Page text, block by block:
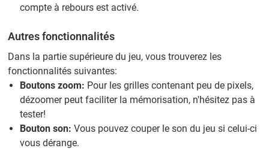
compte à rebours est activé.
Autres fonctionnalités
Dans la partie supérieure du jeu, vous trouverez les
fonctionnalités suivantes:
Boutons zoom: Pour les grilles contenant peu de pixels,
dézoomer peut faciliter la mémorisation, n'hésitez pas à
tester!
Bouton son: Vous pouvez couper le son du jeu si celui-ci
vous dérange.